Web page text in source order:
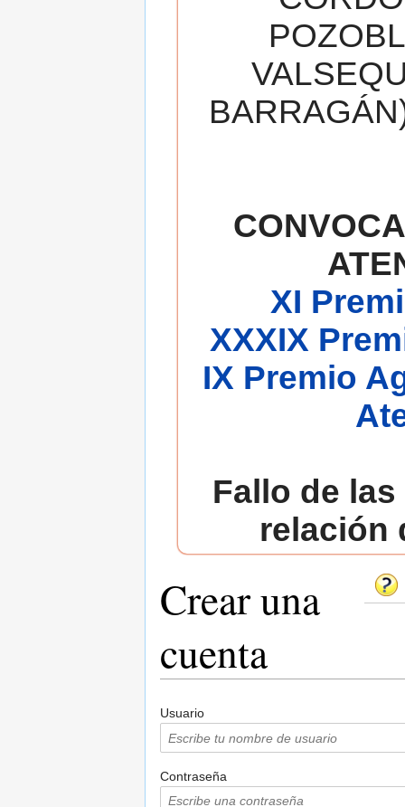
XI
XXXIX
IX Premio
Fallo de
relación
Crear una
cuenta
Usuario
Contraseña